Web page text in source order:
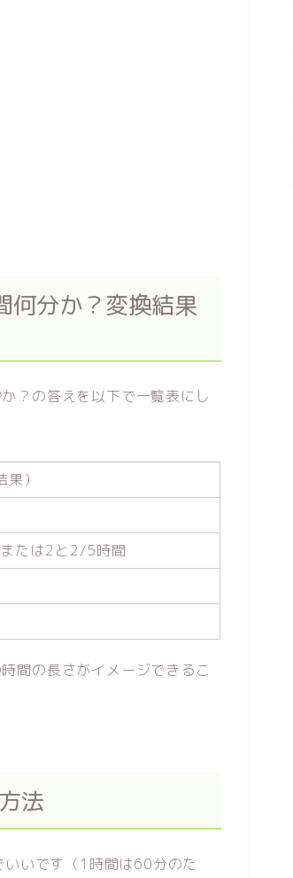
何分か？変換結果
？の答えを以下で一覧表にし
）
たは2と2/5時間
間の長さがイメージできるこ
法
いです（1時間は60分のた